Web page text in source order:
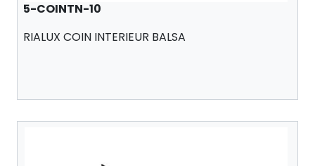
5-COINTN-10
RIALUX COIN INTERIEUR BALSA